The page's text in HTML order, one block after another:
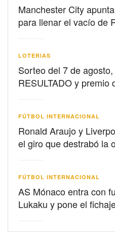
Manchester City
para llenar el vacío de
LOTERIAS
Sorteo del 7 de
RESULTADO y premio
FÚTBOL INTERNACIONAL
Ronald Araujo y
el giro que destrabó la
FÚTBOL INTERNACIONAL
AS Mónaco entra con
Lukaku y pone el